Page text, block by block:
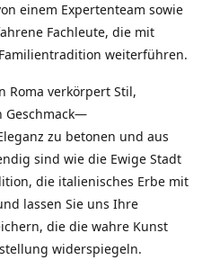
einem Expertenteam sowie
Fachleute, die mit
weiterführen.
Roma verkörpert Stil,
Geschmack—
zu betonen und aus
sind wie die Ewige Stadt
die italienisches Erbe mit
lassen Sie uns Ihre
die die wahre Kunst
widerspiegeln.